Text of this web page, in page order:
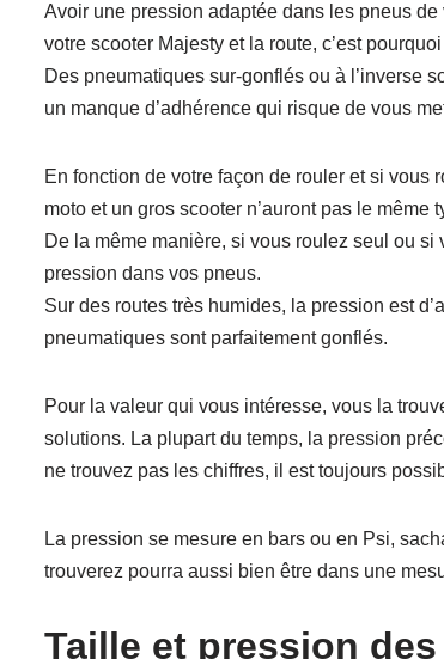
Avoir une pression adaptée dans les pneus
votre scooter Majesty et la route, c’est
Des pneumatiques sur-gonflés ou à l’inverse
un manque d’adhérence qui risque de vous
En fonction de votre façon de rouler et si
moto et un gros scooter n’auront pas le même
De la même manière, si vous roulez seul ou
pression dans vos pneus.
Sur des routes très humides, la pression est
pneumatiques sont parfaitement gonflés.
Pour la valeur qui vous intéresse, vous la
solutions. La plupart du temps, la pression
ne trouvez pas les chiffres, il est toujours
La pression se mesure en bars ou en Psi,
trouverez pourra aussi bien être dans une
Taille et pression